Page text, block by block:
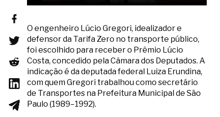
O engenheiro Lúcio Gregori, idealizador e
defensor da Tarifa Zero no transporte público,
foi escolhido para receber o Prêmio Lúcio
Costa, concedido pela Câmara dos Deputados. A
indicação é da deputada federal Luiza Erundina,
com quem Gregori trabalhou como secretário
de Transportes na Prefeitura Municipal de São
Paulo (1989–1992).